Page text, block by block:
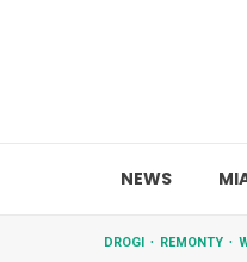
NEWS
DROGI REMONTY